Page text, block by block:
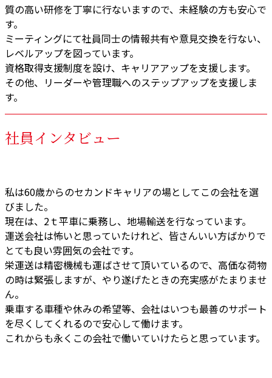
質の高い研修を丁寧に行ないますので、未経験の方も安心で
す。
ミーティングにて社員同士の情報共有や意見交換を行ない、
レベルアップを図っています。
資格取得支援制度を設け、キャリアアップを支援します。
その他、リーダーや管理職へのステップアップを支援しま
す。
社員インタビュー
私は60歳からのセカンドキャリアの場としてこの会社を選
びました。
現在は、2ｔ平車に乗務し、地場輸送を行なっています。
運送会社は怖いと思っていたけれど、皆さんいい方ばかりで
とても良い雰囲気の会社です。
栄運送は精密機械も運ばさせて頂いているので、高価な荷物
の時は緊張しますが、やり遂げたときの充実感がたまりませ
ん。
乗車する車種や休みの希望等、会社はいつも最善のサポート
を尽くしてくれるので安心して働けます。
これからも永くこの会社で働いていけたらと思っています。